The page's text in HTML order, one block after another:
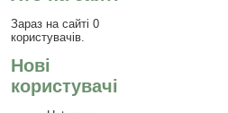
Зараз на сайті 0
користувачів.
Нові
користувачі